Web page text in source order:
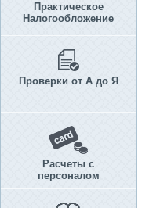
Практическое
Налогообложение
Проверки от А до Я
Расчеты с
персоналом